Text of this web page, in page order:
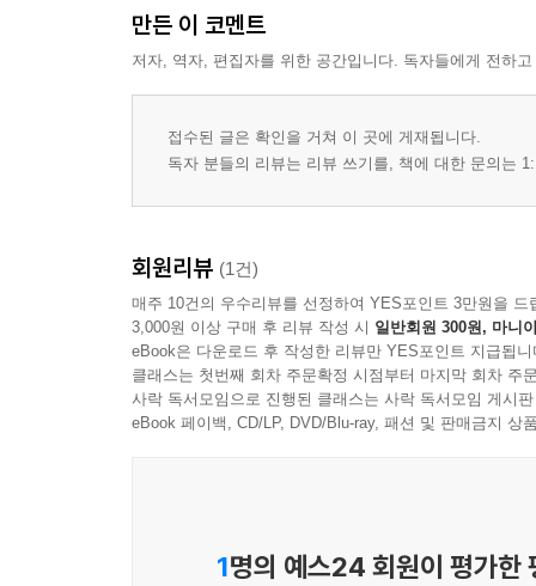
만든 이 코멘트
저자, 역자, 편집자를 위한 공간입니다. 독자들에게 전하
접수된 글은 확인을 거쳐 이 곳에 게재됩니다.
독자 분들의 리뷰는 리뷰 쓰기를, 책에 대한 문의는
회원리뷰 (1건)
매주 10건의 우수리뷰를 선정하여 YES포인트 3만원을 드
3,000원 이상 구매 후 리뷰 작성 시 일반회원 300원, 마니
eBook은 다운로드 후 작성한 리뷰만 YES포인트 지급됩니
클래스는 첫번째 회차 주문확정 시점부터 마지막 회차 주
사락 독서모임으로 진행된 클래스는 사락 독서모임 게시
eBook 페이백, CD/LP, DVD/Blu-ray, 패션 및 판매금지 상
1명의 예스24 회원이 평가한